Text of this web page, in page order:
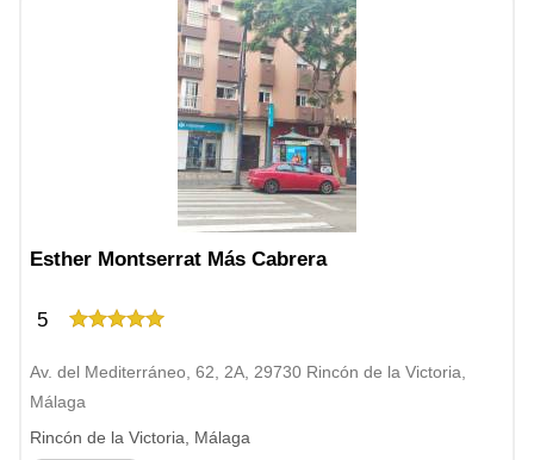
Esther Montserrat Más Cabrera
5
Av. del Mediterráneo, 62, 2A, 29730 Rincón de la Victoria,
Málaga
Rincón de la Victoria, Málaga